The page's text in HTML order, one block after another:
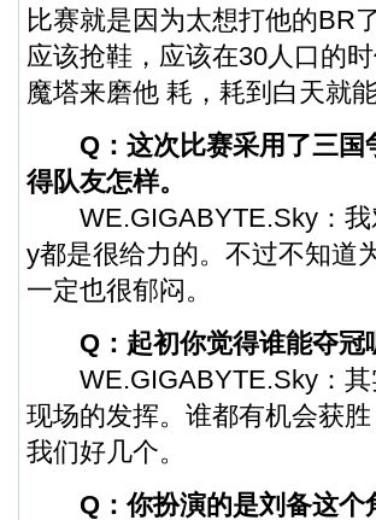
比赛就是因为太想打他的BR
应该抢鞋，应该在30人口的
魔塔来磨他 耗，耗到白天就能
Q：这次比赛采用了三
得队友怎样。
WE.GIGABYTE.Sky：我
y都是很给力的。不过不知道
一定也很郁闷。
Q：起初你觉得谁能夺冠
WE.GIGABYTE.Sky：其
现场的发挥。谁都有机会获
我们好几个。
Q：你扮演的是刘备这